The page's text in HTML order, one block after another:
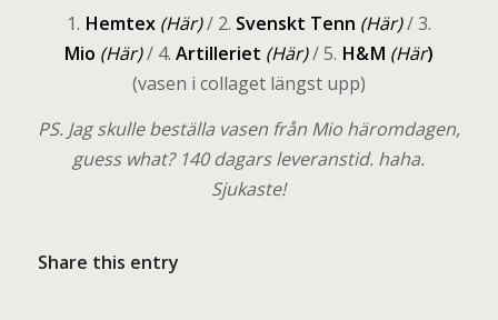
1. Hemtex (Här)/ 2. Svenskt Tenn (Här)/ 3.
Mio (Här)/ 4.Artilleriet (Här)/ 5. H&M (Här)
(vasen i collaget längst upp)
PS. Jag skulle beställa vasen från Mio häromdagen,
guess what? 140 dagars leveranstid. haha.
Sjukaste!
Share this entry